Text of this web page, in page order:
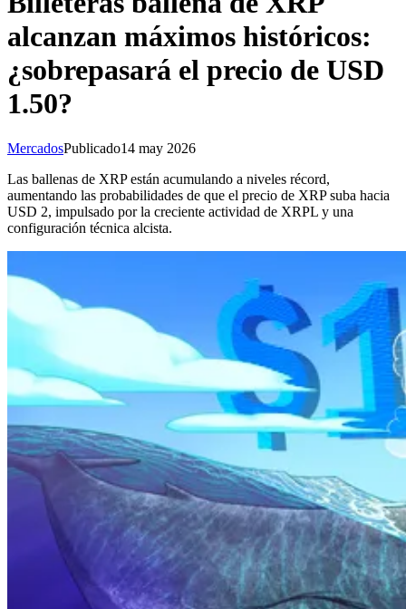
alcanzan máximos históricos:
¿sobrepasará el precio de USD
1.50?
MercadosPublicado14 may 2026
Las ballenas de XRP están acumulando a niveles récord,
aumentando las probabilidades de que el precio de XRP suba hacia
USD 2, impulsado por la creciente actividad de XRPL y una
configuración técnica alcista.